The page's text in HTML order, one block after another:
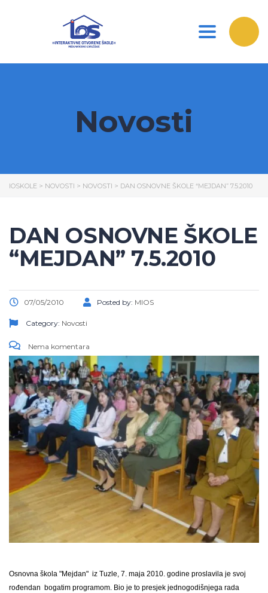
Toggle
Novosti
IOSKOLE > NOVOSTI > NOVOSTI > DAN OSNOVNE ŠKOLE “MEJDAN” 7.5.2010
DAN OSNOVNE ŠKOLE
“MEJDAN” 7.5.2010
07/05/2010 Posted by: MIOS
Category: Novosti
Nema komentara
Osnovna škola "Mejdan" iz Tuzle, 7. maja 2010. godine proslavila je svoj
rođendan bogatim programom. Bio je to presjek jednogodišnjega rada